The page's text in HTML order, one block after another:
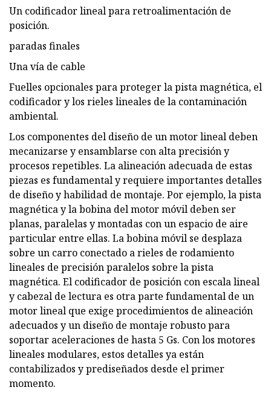
Un codificador lineal para retroalimentación de
posición.
paradas finales
Una vía de cable
Fuelles opcionales para proteger la pista magnética, el
codificador y los rieles lineales de la contaminación
ambiental.
Los componentes del diseño de un motor lineal deben
mecanizarse y ensamblarse con alta precisión y
procesos repetibles. La alineación adecuada de estas
piezas es fundamental y requiere importantes detalles
de diseño y habilidad de montaje. Por ejemplo, la pista
magnética y la bobina del motor móvil deben ser
planas, paralelas y montadas con un espacio de aire
particular entre ellas. La bobina móvil se desplaza
sobre un carro conectado a rieles de rodamiento
lineales de precisión paralelos sobre la pista
magnética. El codificador de posición con escala lineal
y cabezal de lectura es otra parte fundamental de un
motor lineal que exige procedimientos de alineación
adecuados y un diseño de montaje robusto para
soportar aceleraciones de hasta 5 Gs. Con los motores
lineales modulares, estos detalles ya están
contabilizados y prediseñados desde el primer
momento.